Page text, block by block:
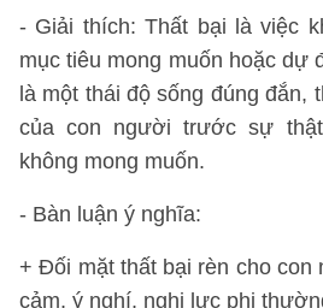
- Giải thích: Thất bại là việc
mục tiêu mong muốn hoặc dự
là một thái độ sống đúng đắn,
của con người trước sự
không mong muốn.
- Bàn luận ý nghĩa:
+ Đối mặt thất bại rèn cho con
cảm, ý nghí, nghị lực phi